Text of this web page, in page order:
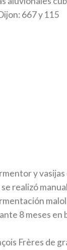
667 y 115
y
realizó
8 meses
Frères de